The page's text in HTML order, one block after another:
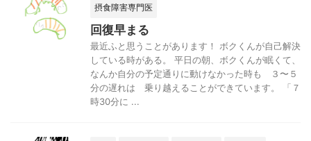
摂食障害専門医
回復早まる
最近ふと思うことがあります！ ボクくんが自己解決
している時がある。 平日の朝、ボクくんが眠くて、
なんか自分の予定通りに動けなかった時も ３〜５
分の遅れは 乗り越えることができています。 「７
時30分に ...